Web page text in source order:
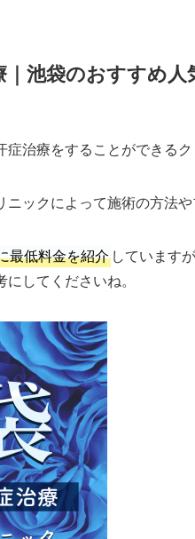
｜池袋のおすすめ
治療をすることができる
ックによって施術の方法や
最低料金を紹介 しています
してくださいね。